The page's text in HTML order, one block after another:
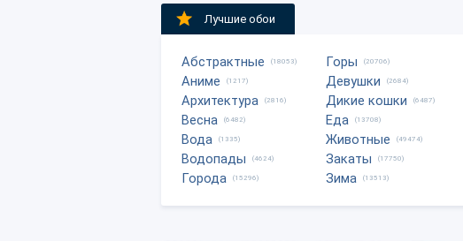
Лучшие обои
Абстрактные (18053)
Аниме (1217)
Архитектура (2816)
Весна (6482)
Вода (1335)
Водопады (4624)
Города (15296)
Горы (20706)
Девушки (2684)
Дикие кошки (6487)
Еда (13708)
Животные (49474)
Закаты (17750)
Зима (13513)